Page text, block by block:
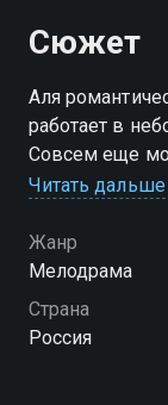
Сюжет
Аля
работает в
Совсем еще
успешного
головой
счастлива и
что
принимает эту
Читать дальше
Жанр
Мелодрама
Страна
Россия